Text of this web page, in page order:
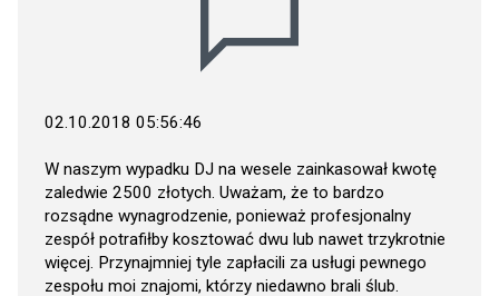
02.10.2018 05:56:46
W naszym wypadku DJ na wesele zainkasował kwotę
zaledwie 2500 złotych. Uważam, że to bardzo
rozsądne wynagrodzenie, ponieważ profesjonalny
zespół potrafiłby kosztować dwu lub nawet trzykrotnie
więcej. Przynajmniej tyle zapłacili za usługi pewnego
zespołu moi znajomi, którzy niedawno brali ślub.